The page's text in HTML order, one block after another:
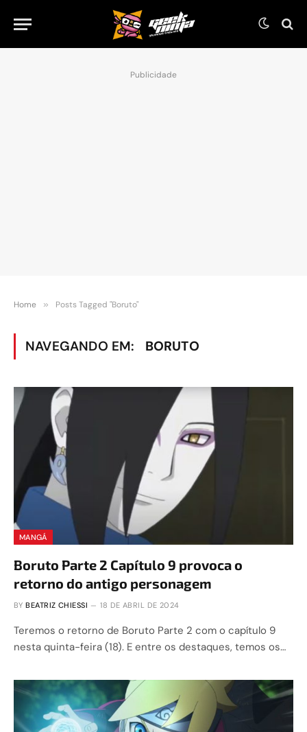
Publicidade
Home » Posts Tagged "Boruto"
NAVEGANDO EM: BORUTO
MANGÁ
Boruto Parte 2 Capítulo 9 provoca o
retorno do antigo personagem
BY BEATRIZ CHIESSI 18 DE ABRIL DE 2024
Teremos o retorno de Boruto Parte 2 com o capítulo 9
nesta quinta-feira (18). E entre os destaques, temos os…